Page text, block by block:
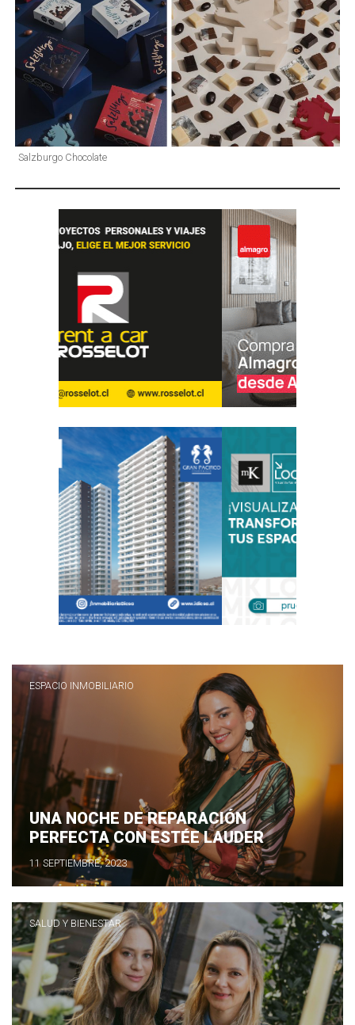
Salzburgo Chocolate
ESPACIO INMOBILIARIO
UNA NOCHE DE REPARACIÓN
PERFECTA CON ESTÉE LAUDER
11 SEPTIEMBRE, 2023
SALUD Y BIENESTAR